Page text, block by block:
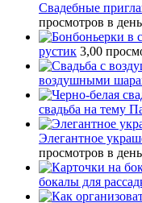
Свадебные
просмотров в день
рустик 3,00
воздушными
свадьба на тему
Элегантное
просмотров в день
бокалы для